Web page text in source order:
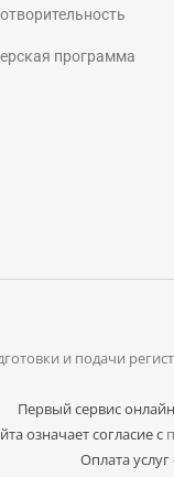
программа
и подачи
Первый сервис
означает согласие с
Оплата услуг